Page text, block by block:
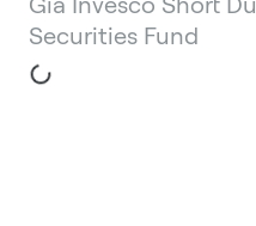
Securities Fund